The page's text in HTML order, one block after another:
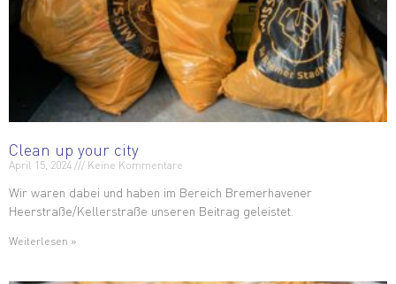
Clean up your city
April 15, 2024 Keine Kommentare
Wir waren dabei und haben im Bereich Bremerhavener
Heerstraße/Kellerstraße unseren Beitrag geleistet.
Weiterlesen »